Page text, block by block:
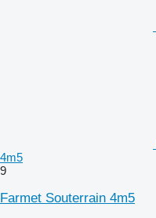
4m5
9
Farmet Souterrain 4m5